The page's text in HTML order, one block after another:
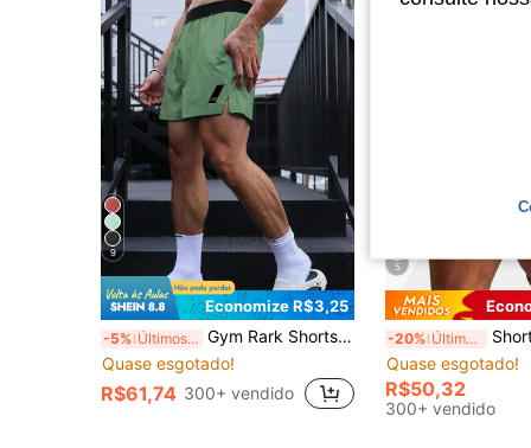
9
Economize R$3,25
-5% Últimos 2 dias Gym Rark Shorts Esportivos Masculinos de Verão Casuais com Cintura Elástica e Contraste de Cor, Roupas de Academia, Shorts Esportivos Soltos, Leves
Quase esgotado!
R$61,74 300+ vendido
5
-20% Últimos 2 dias
Shorts Esportivos Masculinos, Opções
Quase esgotado!
R$50,32
300+ vendido